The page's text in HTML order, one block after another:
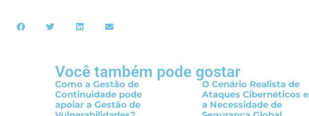
Você também pode gostar
Como a Gestão de
Continuidade pode
apoiar a Gestão de
O Cenário Realista de
Ataques Cibernéticos e
a Necessidade de